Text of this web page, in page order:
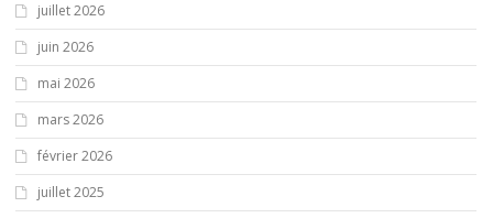
juillet 2026
juin 2026
mai 2026
mars 2026
février 2026
juillet 2025